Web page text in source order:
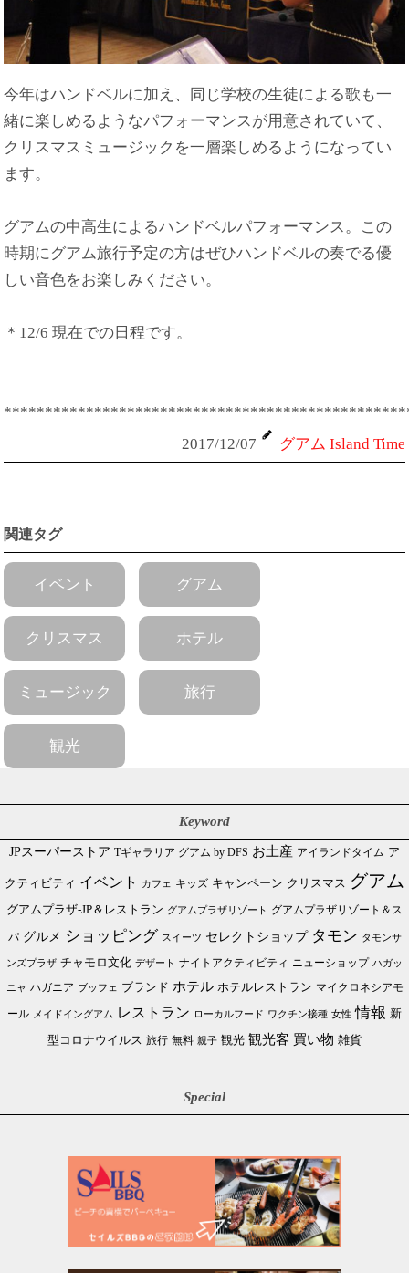
今年はハンドベルに加え、同じ学校の生徒による歌も一
緒に楽しめるようなパフォーマンスが用意されていて、
クリスマスミュージックを一層楽しめるようになってい
ます。
グアムの中高生によるハンドベルパフォーマンス。この
時期にグアム旅行予定の方はぜひハンドベルの奏でる優
しい音色をお楽しみください。
＊12/6 現在での日程です。
2017/12/07
グアム Island Time
関連タグ
イベント グアム
クリスマス ホテル
ミュージック 旅行
観光
Keyword
JPスーパーストア Tギャラリア グアム by DFS お土産 アイランドタイム ア
クティビティ イベント カフェ キッズ キャンペーン クリスマス グアム
グアムプラザ-JP＆レストラン グアムプラザリゾート グアムプラザリゾート＆ス
パ グルメ ショッピング スイーツ セレクトショップ タモン タモンサ
ンズプラザ チャモロ文化 デザート ナイトアクティビティ ニューショップ ハガッ
ニャ ハガニア ブッフェ ブランド ホテル ホテルレストラン マイクロネシアモ
ール メイドイングアム レストラン ローカルフード ワクチン接種 女性 情報 新
型コロナウイルス 旅行 無料 親子 観光 観光客 買い物 雑貨
Special